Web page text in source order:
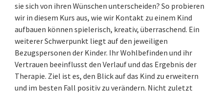
sie sich von ihren Wünschen unterscheiden? So probieren
wir in diesem Kurs aus, wie wir Kontakt zu einem Kind
aufbauen können spielerisch, kreativ, überraschend. Ein
weiterer Schwerpunkt liegt auf den jeweiligen
Bezugspersonen der Kinder. Ihr Wohlbefinden und ihr
Vertrauen beeinflusst den Verlauf und das Ergebnis der
Therapie. Ziel ist es, den Blick auf das Kind zu erweitern
und im besten Fall positiv zu verändern. Nicht zuletzt